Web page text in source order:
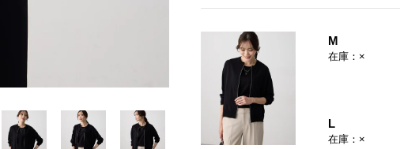
M
在庫：×
L
在庫：×